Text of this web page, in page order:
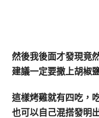
然後我後面才發現竟
建議一定要撒上胡椒
這樣烤雞就有四吃，
也可以自己混搭發明